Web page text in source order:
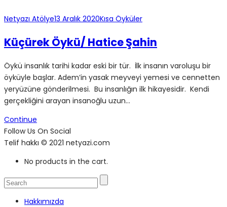
Netyazı Atölye13 Aralık 2020Kısa Öyküler
Küçürek Öykü/ Hatice Şahin
Öykü insanlık tarihi kadar eski bir tür. İlk insanın varoluşu bir
öyküyle başlar. Adem’in yasak meyveyi yemesi ve cennetten
yeryüzüne gönderilmesi. Bu insanlığın ilk hikayesidir. Kendi
gerçekliğini arayan insanoğlu uzun…
Continue
Follow Us On Social
Telif hakkı © 2021 netyazi.com
No products in the cart.
Hakkımızda